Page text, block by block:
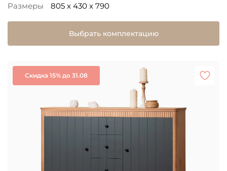
Размеры 805 x 430 x 790
Выбрать комплектацию
Скидка 15% до 31.08